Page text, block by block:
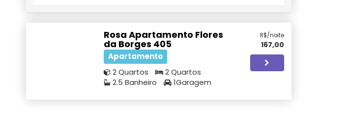
Rosa Apartamento Flores
da Borges 405
Apartamento
2 Quartos
2 Quartos
2.5 Banheiro
1Garagem
R$/noite
167,00